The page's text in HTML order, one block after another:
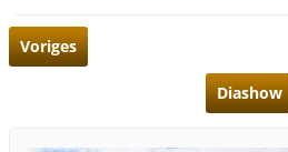
Voriges
Diashow